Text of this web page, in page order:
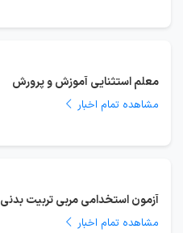
معلم استثنایی آموزش و پرورش
مشاهده تمام اخبار
آزمون استخدامی مربی تربیت بدنی
مشاهده تمام اخبار